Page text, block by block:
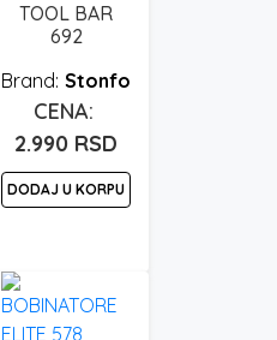
više
Opcije
mogu
biti
izabrane
na
TOOL BAR
692
Stonfo
2.990 RSD
DODAJ U KORPU